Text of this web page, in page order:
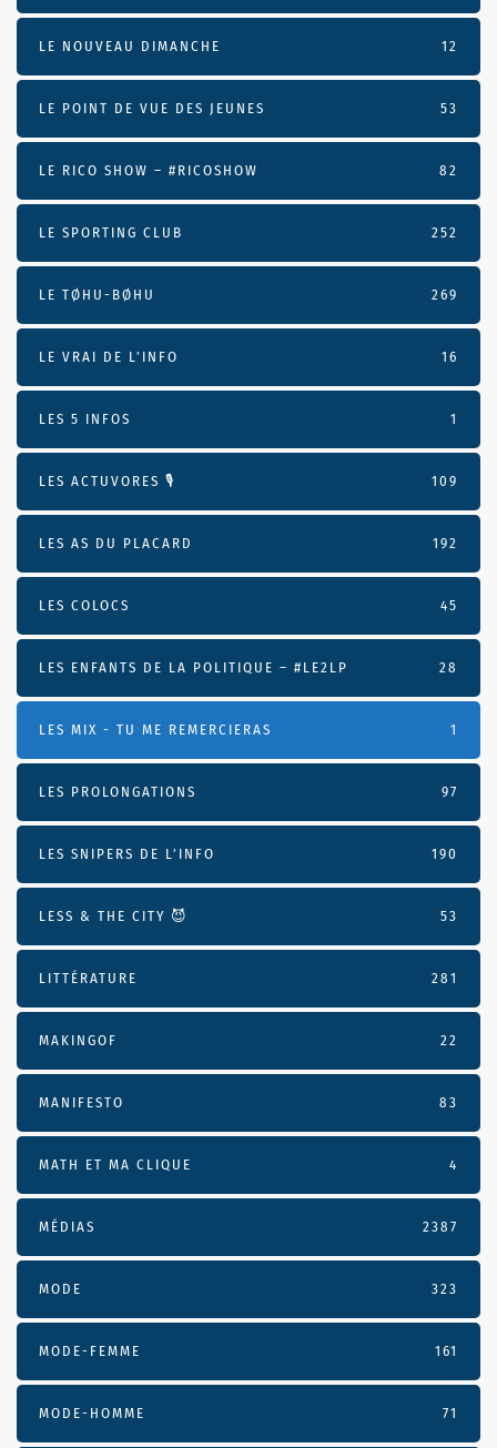
LE NOUVEAU DIMANCHE 12
LE POINT DE VUE DES JEUNES 53
LE RICO SHOW – #RICOSHOW 82
LE SPORTING CLUB 252
LE TØHU-BØHU 269
LE VRAI DE L’INFO 16
LES 5 INFOS 1
LES ACTUVORES 🎙 109
LES AS DU PLACARD 192
LES COLOCS 45
LES ENFANTS DE LA POLITIQUE – #LE2LP 28
LES MIX - TU ME REMERCIERAS 1
LES PROLONGATIONS 97
LES SNIPERS DE L’INFO 190
LESS & THE CITY 😈 53
LITTÉRATURE 281
MAKINGOF 22
MANIFESTO 83
MATH ET MA CLIQUE 4
MÉDIAS 2387
MODE 323
MODE-FEMME 161
MODE-HOMME 71